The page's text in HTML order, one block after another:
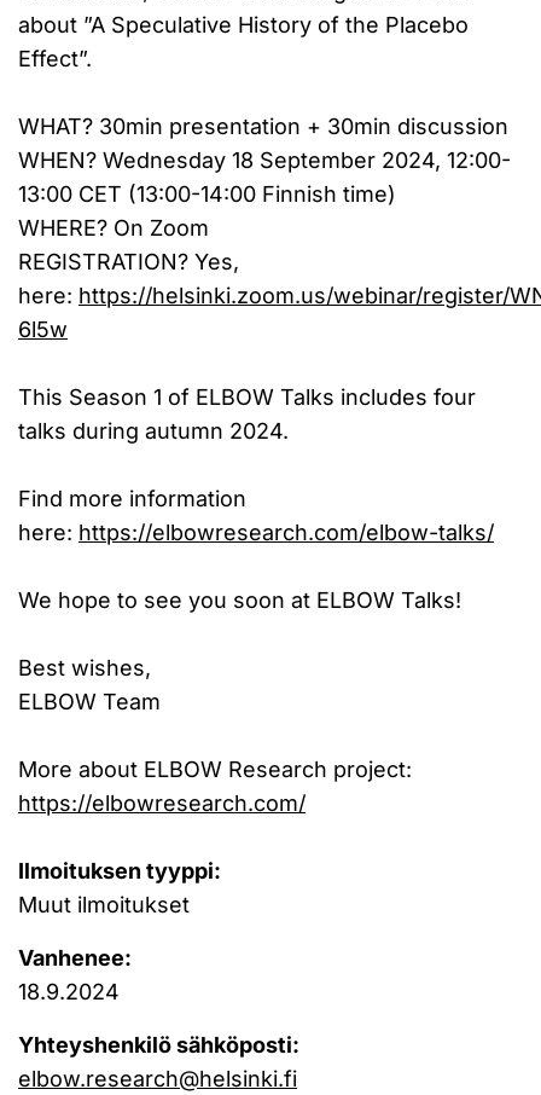
about ”A Speculative History of the Placebo
Effect”.
WHAT? 30min presentation + 30min discussion
WHEN? Wednesday 18 September 2024, 12:00-
13:00 CET (13:00-14:00 Finnish time)
WHERE? On Zoom
REGISTRATION? Yes,
here: https://helsinki.zoom.us/webinar/register/
6l5w
This Season 1 of ELBOW Talks includes four
talks during autumn 2024.
Find more information
here: https://elbowresearch.com/elbow-talks/
We hope to see you soon at ELBOW Talks!
Best wishes,
ELBOW Team
More about ELBOW Research project:
https://elbowresearch.com/
Ilmoituksen tyyppi:
Muut ilmoitukset
Vanhenee:
18.9.2024
Yhteyshenkilö sähköposti:
elbow.research@helsinki.fi